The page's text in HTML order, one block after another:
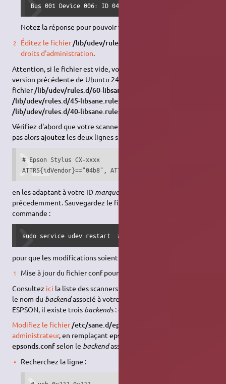
Bus 001 Device 006: ID 04b8:082f Seiko Epson Corp.
Notez la réponse pour pouvoir vous en servir plus tard.
Éditez le fichier/lib/udev/rules.d/60-libsane1.rules
droits d'administration.
Attention, si le fichier est vide, vous êtes sans doute dans une
version précédente de Ubuntu 24.04. Dans ce cas, essayez, le
fichier/lib/udev/rules.d/60-libsane.rules
/lib/udev/rules.d/45-libsane.rules
/lib/udev/rules.d/40-libsane.rules
Vérifiez d'abord que votre scanner n'y est pas listé. S'il n'y est
pas alorsajoutez les deux lignes suivantes au fichier :
# Epson Stylus CX-xxxx
ATTRS{idVendor}=="04b8", ATTRS{idProduct}=="082f",
en les adaptant à votre ID marque:modèle
précedemment. Sauvegardez le fichier puis lancez la
commande :
sudo service udev restart  # ou /etc/init.d/udev restart
pour que les modifications soient prises en charge.
Mise à jour du fichier conf pour
Consultez ici la liste des scanners supportés par Sane et relevez
le nom du backendassocié à votre scanner. Pour les scanners
ESPSON, il existe trois backends:epson
Modifiez le fichier/etc/sane.d/epson.conf
administrateur, en remplaçantepson.conf
epsonds.confselon le backendassocié à votre scanner :
Recherchez la ligne :